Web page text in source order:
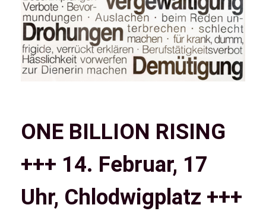
ONE BILLION RISING
+++ 14. Februar, 17
Uhr, Chlodwigplatz +++